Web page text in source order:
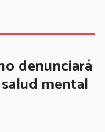
denunciará
mental